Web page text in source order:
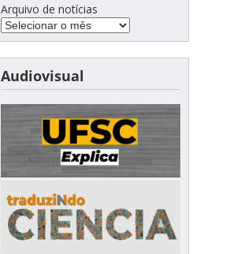
Arquivo de notícias
Audiovisual